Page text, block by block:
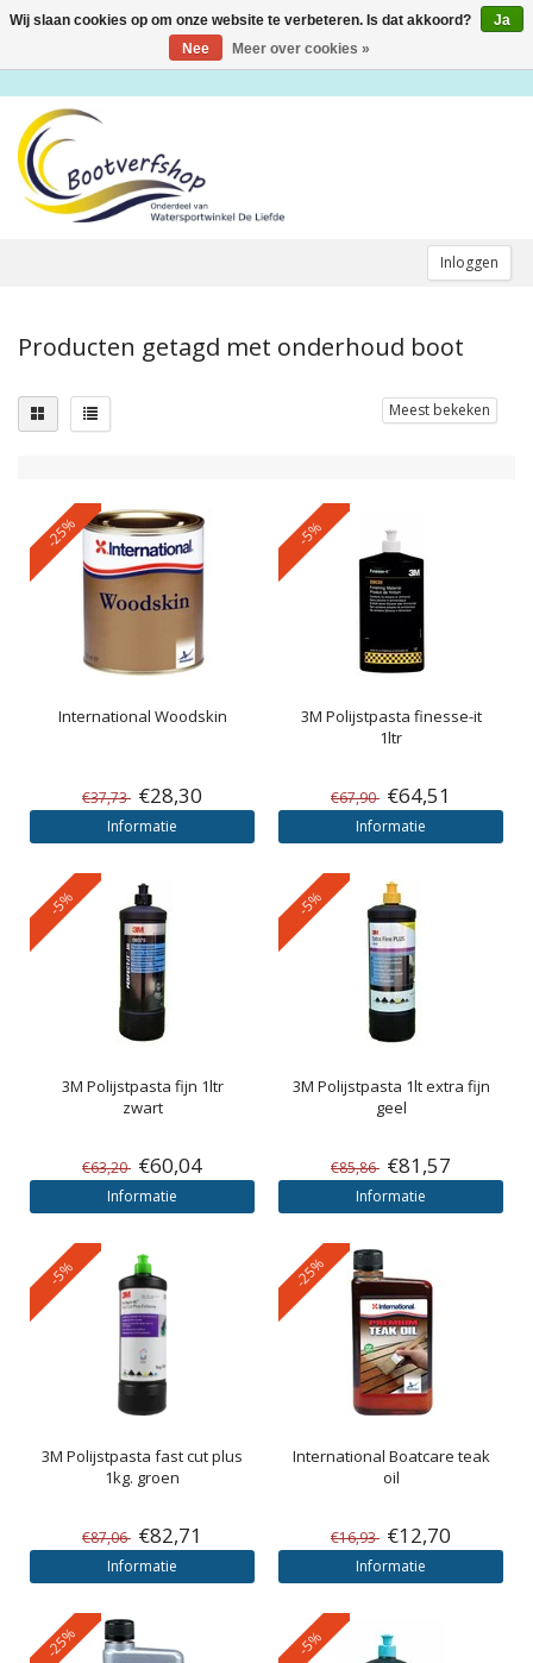
Inloggen
Toggle
Producten getagd met onderhoud boot
Meest bekeken
-25%
International Woodskin
€37,73 €28,30
Informatie
-5%
3M Polijstpasta finesse-it
1ltr
€67,90 €64,51
Informatie
-5%
3M Polijstpasta fijn 1ltr
zwart
€63,20 €60,04
Informatie
-5%
3M Polijstpasta 1lt extra fijn
geel
€85,86 €81,57
Informatie
-5%
3M Polijstpasta fast cut plus
1kg. groen
€87,06 €82,71
Informatie
-25%
International Boatcare teak
oil
€16,93 €12,70
Informatie
-25% -5%
Wij slaan cookies op om onze website te verbeteren. Is dat akkoord?
Ja
Nee
Meer over cookies »